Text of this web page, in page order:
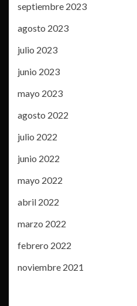
septiembre 2023
agosto 2023
julio 2023
junio 2023
mayo 2023
agosto 2022
julio 2022
junio 2022
mayo 2022
abril 2022
marzo 2022
febrero 2022
noviembre 2021